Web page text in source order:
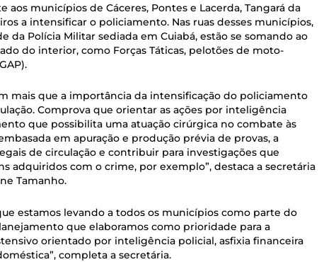
aos municípios de Cáceres, Pontes e Lacerda, Tangará da
a intensificar o policiamento. Nas ruas desses municípios,
da Polícia Militar sediada em Cuiabá, estão se somando ao
do interior, como Forças Táticas, pelotões de moto-
mais que a importância da intensificação do policiamento
Comprova que orientar as ações por inteligência
que possibilita uma atuação cirúrgica no combate às
em apuração e produção prévia de provas, a
de circulação e contribuir para investigações que
adquiridos com o crime, por exemplo”, destaca a secretária
Tamanho.
estamos levando a todos os municípios como parte do
que elaboramos como prioridade para a
orientado por inteligência policial, asfixia financeira
completa a secretária.